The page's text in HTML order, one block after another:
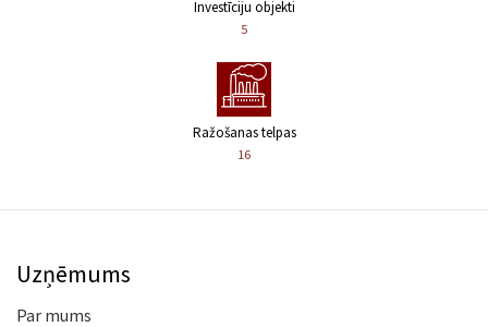
Investīciju objekti
5
Ražošanas telpas
16
Uzņēmums
Par mums